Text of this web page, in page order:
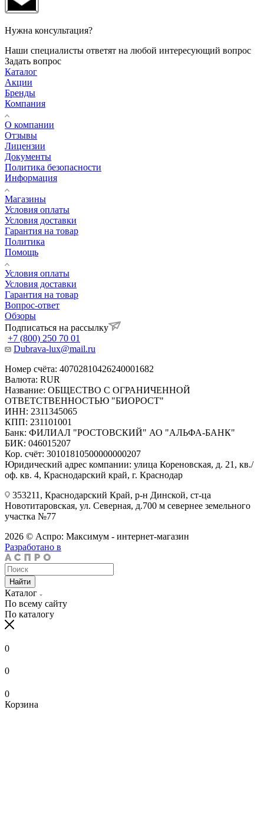
Нужна консультация?
Наши специалисты ответят на любой интересующий вопрос
Задать вопрос
Каталог
Акции
Бренды
Компания
О компании
Отзывы
Лицензии
Документы
Политика безопасности
Информация
Магазины
Условия оплаты
Условия доставки
Гарантия на товар
Политика
Помощь
Условия оплаты
Условия доставки
Гарантия на товар
Вопрос-ответ
Обзоры
Подписаться на рассылку
+7 (800) 250 70 01
Dubrava-lux@mail.ru
Номер счёта: 40702810426240001682
Валюта: RUR
Название: ОБЩЕСТВО С ОГРАНИЧЕННОЙ
ОТВЕТСТВЕННОСТЬЮ "БИОРОСТ"
ИНН: 2311345065
КПП: 231101001
Банк: ФИЛИАЛ "РОСТОВСКИЙ" АО "АЛЬФА-БАНК"
БИК: 046015207
Кор. счёт: 30101810500000000207
Юридический адрес компании: улица Кореновская, д. 21, кв./
оф. кв. 4, Краснодарский край, г. Краснодар
353211, Краснодарский Край, р-н Динской, ст-ца
Новотитаровская, ул. Северная, д.700 м севернее земельного
участка №77
2026 © Аспро: Максимум - интернет-магазин
Разработано в
Найти
Каталог
По всему сайту
По каталогу
0
0
0
Корзина